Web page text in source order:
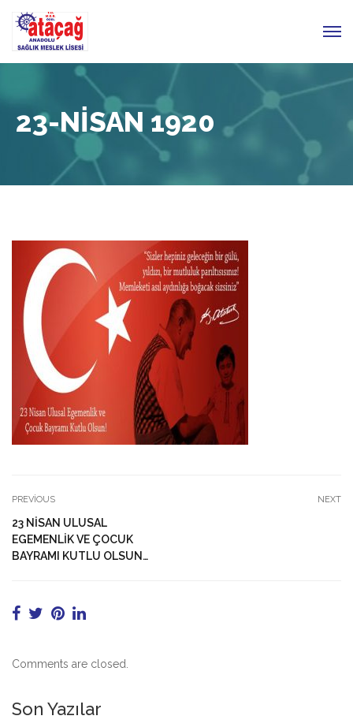
23-NISAN 1920
PREVIOUS
23 NİSAN ULUSAL
EGEMENLİK VE ÇOCUK
BAYRAMI KUTLU OLSUN…
NEXT
Comments are closed.
Son Yazılar